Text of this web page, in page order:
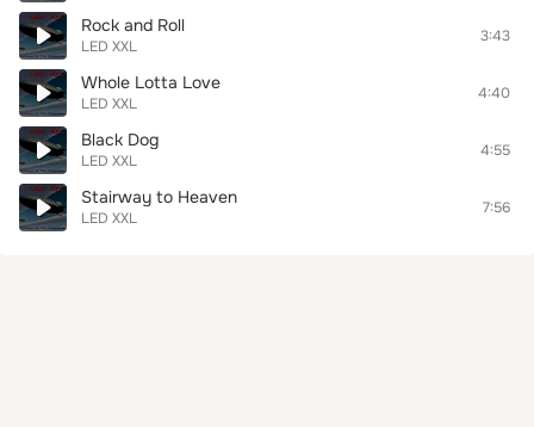
Rock and Roll
LED XXL
3:43
Whole Lotta Love
LED XXL
4:40
Black Dog
LED XXL
4:55
Stairway to Heaven
LED XXL
7:56